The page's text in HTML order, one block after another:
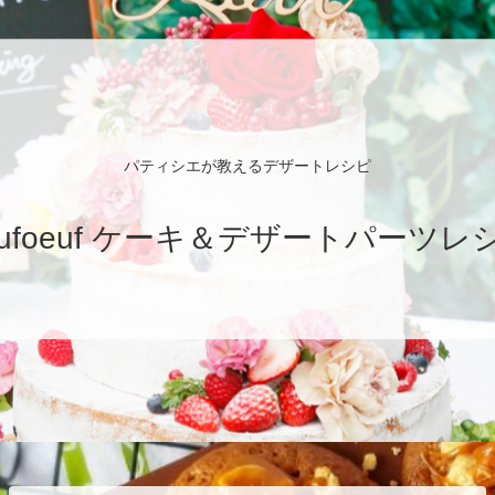
パティシエが教えるデザートレシピ
ケーキ＆デザートパーツレ